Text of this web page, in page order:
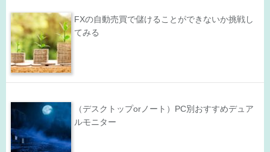
FXの自動売買で儲けることができないか挑戦し
てみる
（デスクトップorノート）PC別おすすめデュア
ルモニター